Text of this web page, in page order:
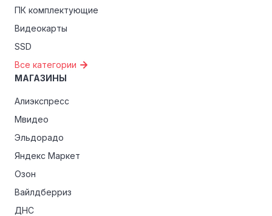
ПК комплектующие
Видеокарты
SSD
Все категории
МАГАЗИНЫ
Алиэкспресс
Мвидео
Эльдорадо
Яндекс Маркет
Озон
Вайлдберриз
ДНС